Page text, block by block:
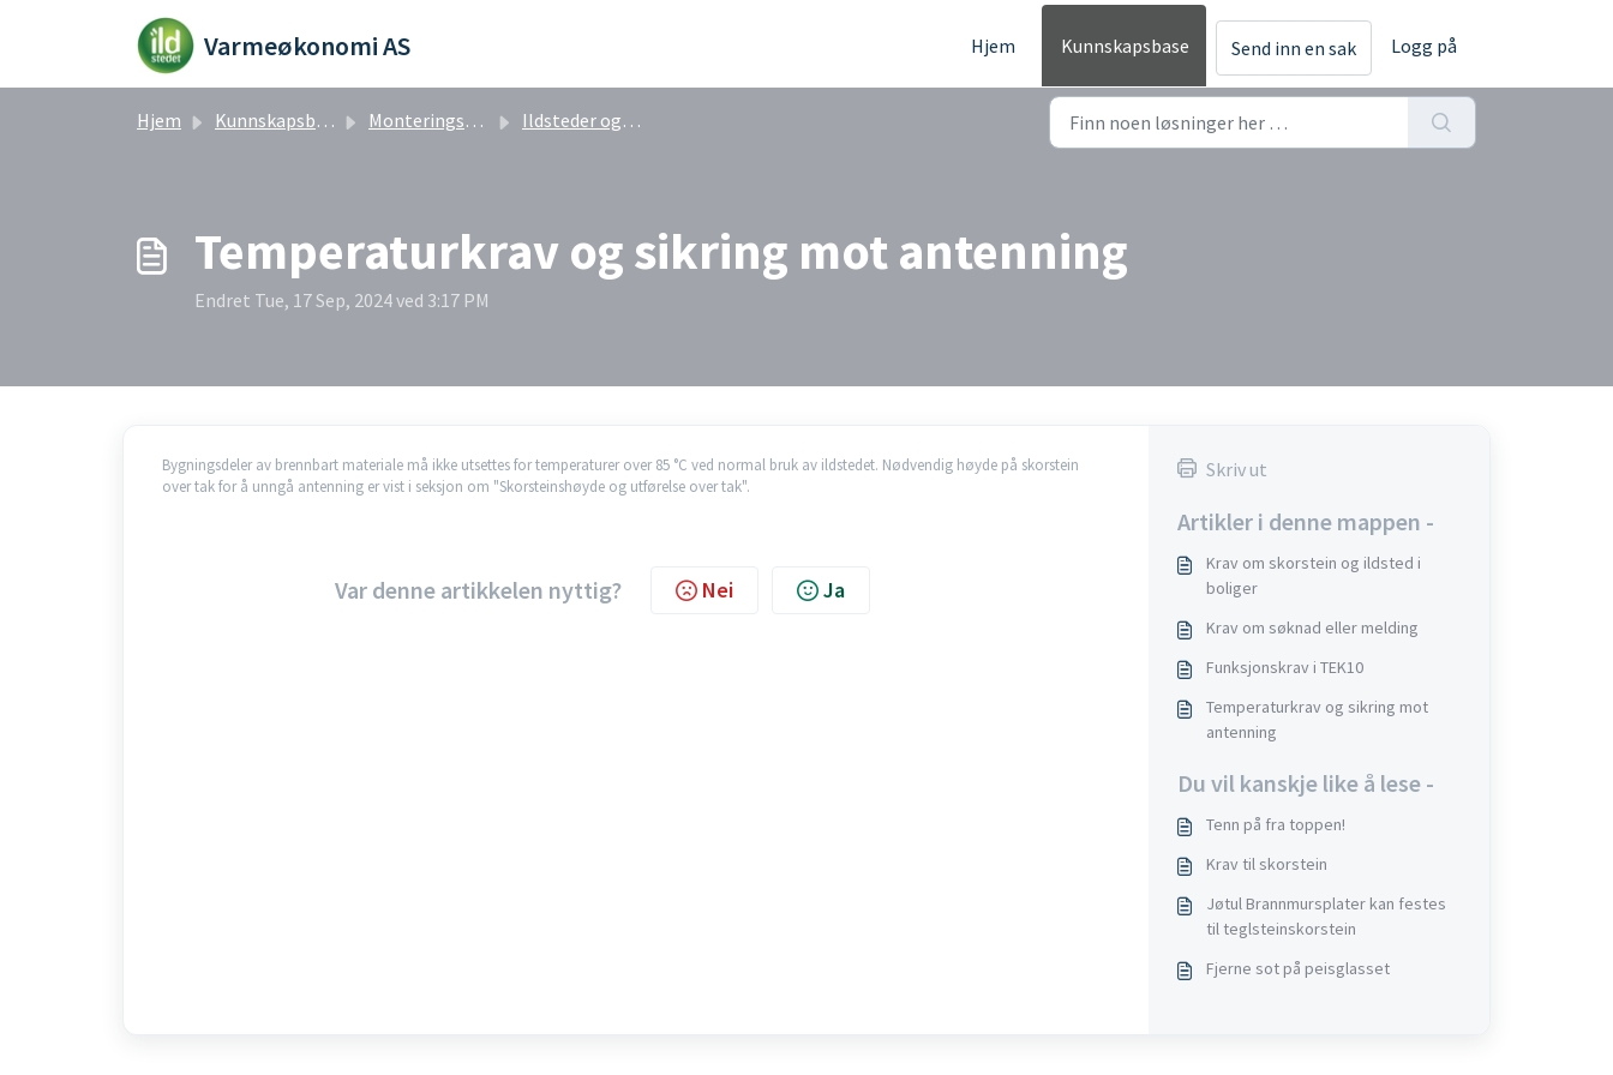
Gå til hovedinnhold
Varmeøkonomi AS Hjem Kunnskapsbase Send inn en sak Logg på
Hjem Kunnskapsbase Monteringsrelaterte artikler Ildsteder og skorsteiner
Temperaturkrav og sikring mot antenning
Endret Tue, 17 Sep, 2024 ved 3:17 PM
Bygningsdeler av brennbart materiale må ikke utsettes for temperaturer over 85 °C ved normal bruk av ildstedet. Nødvendig høyde på skorstein
over tak for å unngå antenning er vist i seksjon om "Skorsteinshøyde og utførelse over tak".
Var denne artikkelen nyttig? Nei Ja
Skriv ut
Artikler i denne mappen -
Krav om skorstein og ildsted i
boliger
Krav om søknad eller melding
Funksjonskrav i TEK10
Temperaturkrav og sikring mot
antenning
Du vil kanskje like å lese -
Tenn på fra toppen!
Krav til skorstein
Jøtul Brannmursplater kan festes
til teglsteinskorstein
Fjerne sot på peisglasset